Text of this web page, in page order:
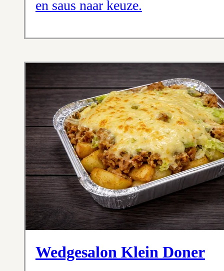
en saus naar keuze.
Wedgesalon Klein Doner